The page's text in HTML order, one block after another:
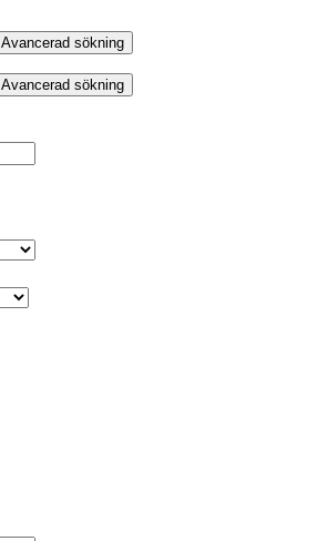
Avancerad sökning
Avancerad sökning